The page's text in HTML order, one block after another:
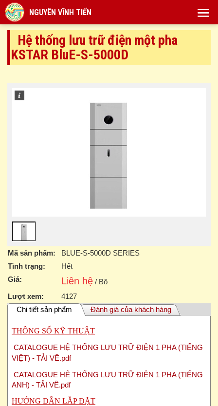
NGUYÊN VĨNH TIẾN
Hệ thống lưu trữ điện một pha
KSTAR BluE-S-5000D
Mã sản phẩm:
BLUE-S-5000D SERIES
Tình trạng:
Hết
Giá:
Liên hệ / Bộ
Lượt xem:
4127
Chi tiết sản phẩm
Đánh giá của khách hàng
THÔNG SỐ KỸ THUẬT
CATALOGUE HỆ THỐNG LƯU TRỮ ĐIỆN 1 PHA (TIẾNG
VIỆT) - TẢI VỀ.pdf
CATALOGUE HỆ THỐNG LƯU TRỮ ĐIỆN 1 PHA (TIẾNG
ANH) - TẢI VỀ.pdf
HƯỚNG DẪN LẮP ĐẶT